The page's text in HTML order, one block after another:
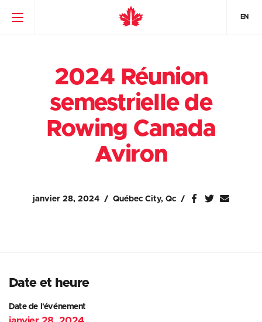
EN
2024 Réunion
semestrielle de
Rowing Canada
Aviron
janvier 28, 2024 Québec City, Qc
Date et heure
Date de l'événement